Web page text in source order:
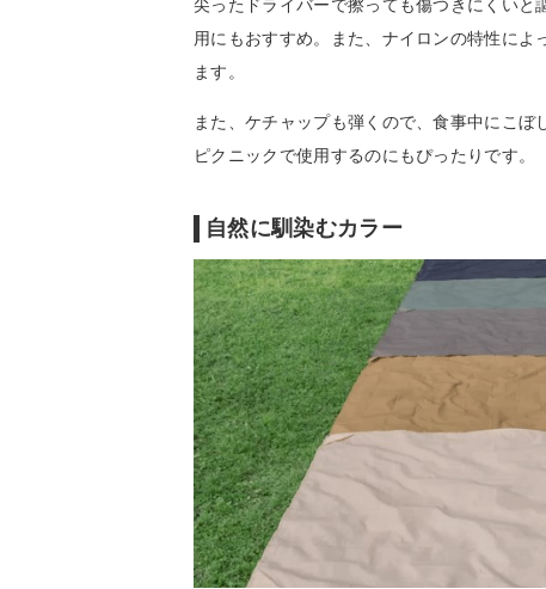
尖ったドライバーで擦っても傷つきにくい
用にもおすすめ。また、ナイロンの特性に
ます。
また、ケチャップも弾くので、食事中にこ
ピクニックで使用するのにもぴったりです。
自然に馴染むカラー